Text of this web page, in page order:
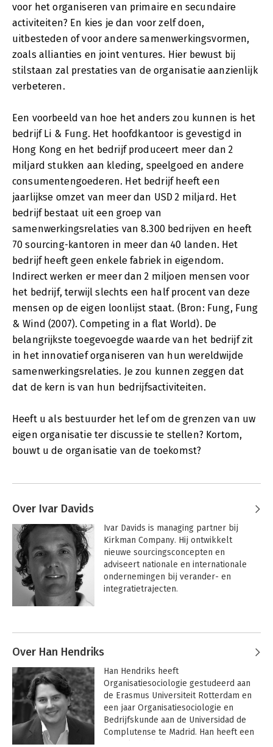
voor het organiseren van primaire en secundaire
activiteiten? En kies je dan voor zelf doen,
uitbesteden of voor andere samenwerkingsvormen,
zoals allianties en joint ventures. Hier bewust bij
stilstaan zal prestaties van de organisatie aanzienlijk
verbeteren.
Een voorbeeld van hoe het anders zou kunnen is het
bedrijf Li & Fung. Het hoofdkantoor is gevestigd in
Hong Kong en het bedrijf produceert meer dan 2
miljard stukken aan kleding, speelgoed en andere
consumentengoederen. Het bedrijf heeft een
jaarlijkse omzet van meer dan USD 2 miljard. Het
bedrijf bestaat uit een groep van
samenwerkingsrelaties van 8.300 bedrijven en heeft
70 sourcing-kantoren in meer dan 40 landen. Het
bedrijf heeft geen enkele fabriek in eigendom.
Indirect werken er meer dan 2 miljoen mensen voor
het bedrijf, terwijl slechts een half procent van deze
mensen op de eigen loonlijst staat. (Bron: Fung, Fung
& Wind (2007). Competing in a flat World). De
belangrijkste toegevoegde waarde van het bedrijf zit
in het innovatief organiseren van hun wereldwijde
samenwerkingsrelaties. Je zou kunnen zeggen dat
dat de kern is van hun bedrijfsactiviteiten.
Heeft u als bestuurder het lef om de grenzen van uw
eigen organisatie ter discussie te stellen? Kortom,
bouwt u de organisatie van de toekomst?
Over Ivar Davids
Ivar Davids is managing partner bij
Kirkman Company. Hij ontwikkelt
nieuwe sourcingsconcepten en
adviseert nationale en internationale
ondernemingen bij verander- en
integratietrajecten.
Over Han Hendriks
Han Hendriks heeft
Organisatiesociologie gestudeerd aan
de Erasmus Universiteit Rotterdam en
een jaar Organisatiesociologie en
Bedrijfskunde aan de Universidad de
Complutense te Madrid. Han heeft een